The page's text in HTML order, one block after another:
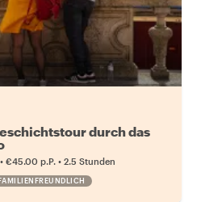
durch das
• €45.00 p.P. • 2.5 Stunden